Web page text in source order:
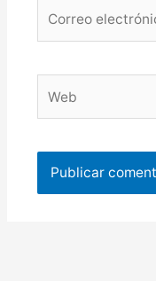
electrónico*